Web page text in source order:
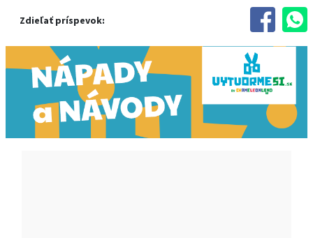
Zdieľať príspevok: